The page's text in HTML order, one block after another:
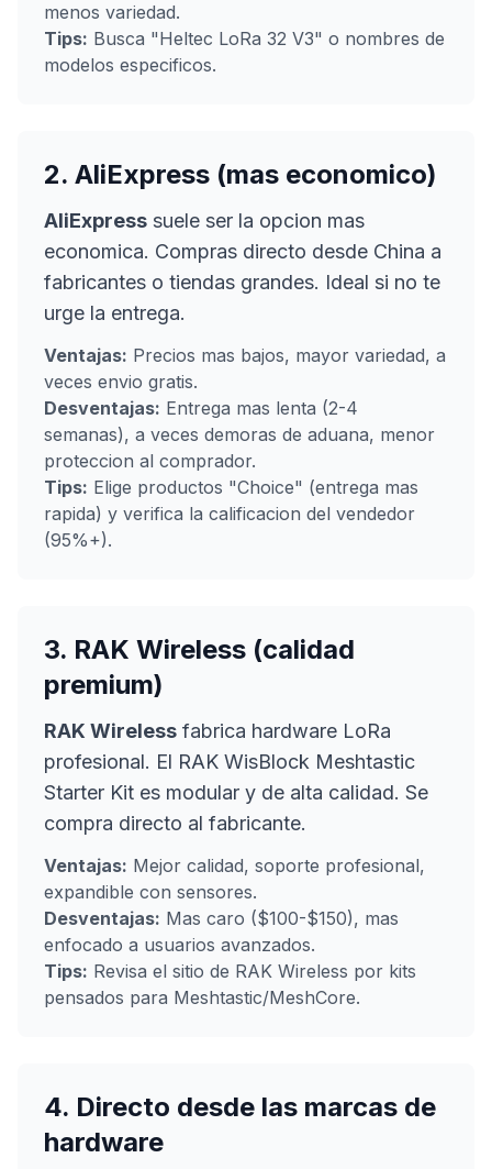
menos variedad.
Tips: Busca "Heltec LoRa 32 V3" o nombres de
modelos especificos.
2. AliExpress (mas economico)
AliExpress suele ser la opcion mas
economica. Compras directo desde China a
fabricantes o tiendas grandes. Ideal si no te
urge la entrega.
Ventajas: Precios mas bajos, mayor variedad, a
veces envio gratis.
Desventajas: Entrega mas lenta (2-4
semanas), a veces demoras de aduana, menor
proteccion al comprador.
Tips: Elige productos "Choice" (entrega mas
rapida) y verifica la calificacion del vendedor
(95%+).
3. RAK Wireless (calidad
premium)
RAK Wireless fabrica hardware LoRa
profesional. El RAK WisBlock Meshtastic
Starter Kit es modular y de alta calidad. Se
compra directo al fabricante.
Ventajas: Mejor calidad, soporte profesional,
expandible con sensores.
Desventajas: Mas caro ($100-$150), mas
enfocado a usuarios avanzados.
Tips: Revisa el sitio de RAK Wireless por kits
pensados para Meshtastic/MeshCore.
4. Directo desde las marcas de
hardware